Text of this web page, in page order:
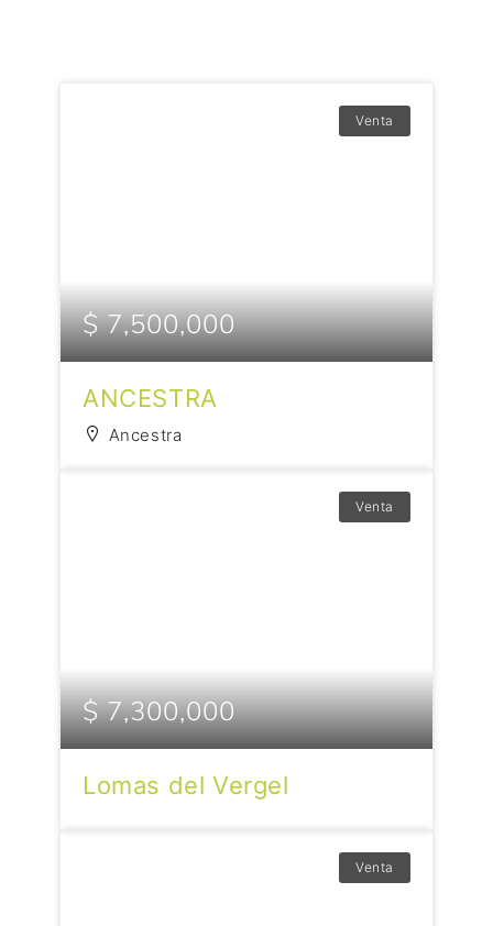
Venta
$ 7,500,000
ANCESTRA
Ancestra
Venta
$ 7,300,000
Lomas del Vergel
Venta